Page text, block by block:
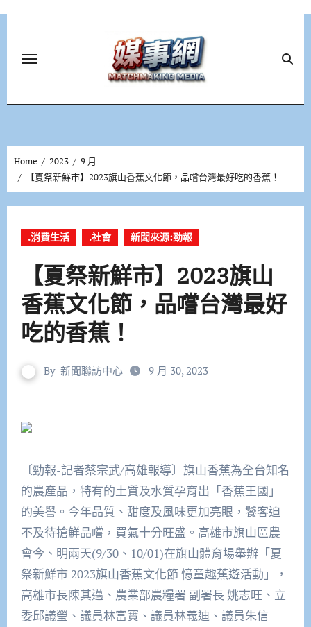
Home 2023
9 月
【夏祭新鮮市】2023旗山香蕉文化節，品嚐台灣最好吃的香蕉！
.消費生活 .社會 新聞來源:勁報
【夏祭新鮮市】2023旗山
香蕉文化節，品嚐台灣最好
吃的香蕉！
By 新聞聯訪中心 9 月 30, 2023
〔勁報-記者蔡宗武/高雄報導〕旗山香蕉為全台知名
的農產品，特有的土質及水質孕育出「香蕉王國」
的美譽。今年品質、甜度及風味更加亮眼，饕客迫
不及待搶鮮品嚐，買氣十分旺盛。高雄市旗山區農
會今、明兩天(9/30、10/01)在旗山體育場舉辦「夏
祭新鮮市 2023旗山香蕉文化節 憶童趣蕉遊活動」，
高雄市長陳其邁、農業部農糧署 副署長 姚志旺、立
委邱議瑩、議員林富寶、議員林義迪、議員朱信